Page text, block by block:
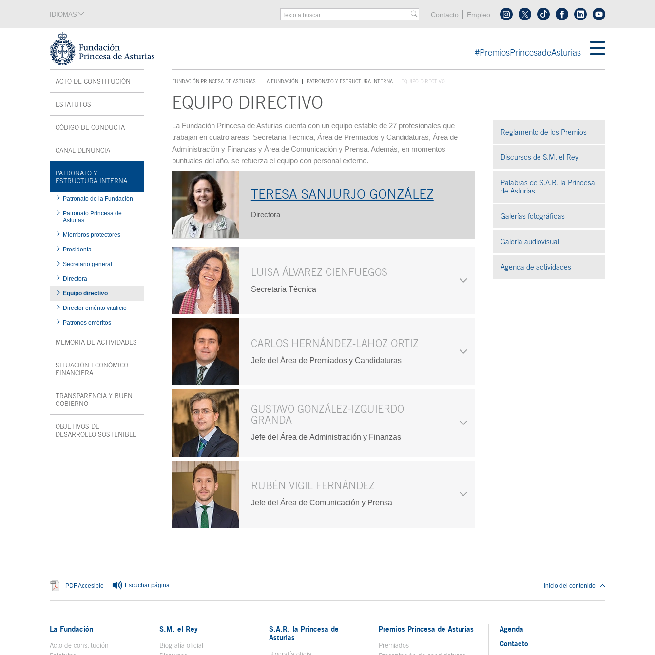
Tecla de acceso 1
IDIOMAS Menú cabecera
Contacto Empleo Síguenos en tiktokSíguenos en linkedin
#PremiosPrincesadeAsturias
ACTO DE CONSTITUCIÓN
ESTATUTOS
CÓDIGO DE CONDUCTA
CANAL DENUNCIA SE ABRE EN VENTANA NUEVA
PATRONATO Y
ESTRUCTURA INTERNA
Patronato de la Fundación
Patronato Princesa de
Asturias
Miembros protectores
Presidenta
Secretario general
Directora
Equipo directivo
Director emérito vitalicio
Patronos eméritos
MEMORIA DE ACTIVIDADES
SITUACIÓN ECONÓMICO-
FINANCIERA
TRANSPARENCIA Y BUEN
GOBIERNO
OBJETIVOS DE
DESARROLLO SOSTENIBLE
FUNDACIÓN PRINCESA DE ASTURIAS
TECLA DE ACCESO 1
LA FUNDACIÓN PATRONATO Y ESTRUCTURA INTERNA EQUIPO DIRECTIVO
EQUIPO DIRECTIVO
Contenido principal
La Fundación Princesa de Asturias cuenta con un equipo estable de 27 profesionales que
trabajan en cuatro áreas: Secretaría Técnica, Área de Premiados y Candidaturas, Área de
Administración y Finanzas y Área de Comunicación y Prensa. Además, en momentos
puntuales del año, se refuerza el equipo con personal externo.
TERESA SANJURJO GONZÁLEZ
Directora
LUISA ÁLVAREZ CIENFUEGOS
Secretaria Técnica
CARLOS HERNÁNDEZ-LAHOZ ORTIZ
Jefe del Área de Premiados y Candidaturas
GUSTAVO GONZÁLEZ-IZQUIERDO
GRANDA
Jefe del Área de Administración y Finanzas
RUBÉN VIGIL FERNÁNDEZ
Jefe del Área de Comunicación y Prensa
Reglamento de los Premios
Discursos de S.M. el Rey
Palabras de S.A.R. la Princesa
de Asturias
Galerías fotográficas
Galería audiovisualSe abre en ventana nueva
Agenda de actividades
PDF Accesible Se abre en ventana nueva
Escuchar página Inicio del contenido
La Fundación
Acto de constitución
S.M. el Rey
Biografía oficial
S.A.R. la Princesa de
Asturias
Premios Princesa de Asturias
Premiados
Agenda
Contacto